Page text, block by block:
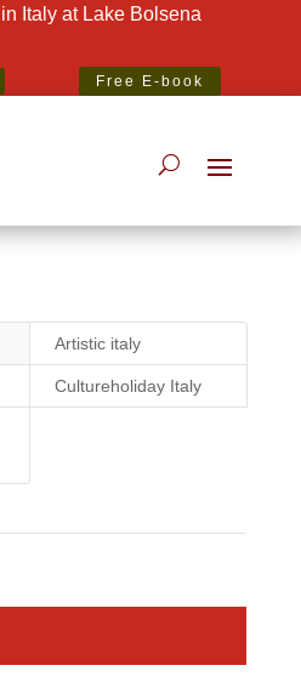
Italy at Lake Bolsena
Free E-book
Artistic italy
Cultureholiday Italy